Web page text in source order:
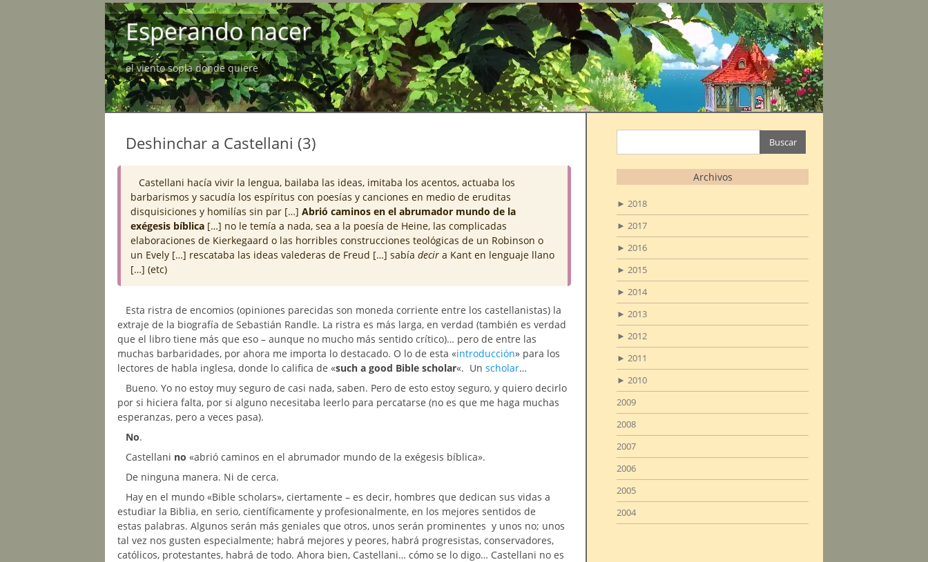
Esperando nacer
el viento sopla donde quiere
Deshinchar a Castellani (3)
Castellani hacía vivir la lengua, bailaba las ideas, imitaba los acentos, actuaba los
barbarismos y sacudía los espíritus con poesías y canciones en medio de eruditas
disquisiciones y homilías sin par […] Abrió caminos en el abrumador mundo de la
exégesis bíblica […] no le temía a nada, sea a la poesía de Heine, las complicadas
elaboraciones de Kierkegaard o las horribles construcciones teológicas de un Robinson o
un Evely […] rescataba las ideas valederas de Freud […] sabía decir a Kant en lenguaje llano
[…] (etc)
Esta ristra de encomios (opiniones parecidas son moneda corriente entre los castellanistas) la
extraje de la biografía de Sebastián Randle. La ristra es más larga, en verdad (también es verdad
que el libro tiene más que eso – aunque no mucho más sentido crítico)… pero de entre las
muchas barbaridades, por ahora me importa lo destacado. O lo de esta «introducción» para los
lectores de habla inglesa, donde lo califica de «such a good Bible scholar«. Un scholar…
Bueno. Yo no estoy muy seguro de casi nada, saben. Pero de esto estoy seguro, y quiero decirlo
por si hiciera falta, por si alguno necesitaba leerlo para percatarse (no es que me haga muchas
esperanzas, pero a veces pasa).
No.
Castellani no «abrió caminos en el abrumador mundo de la exégesis bíblica».
De ninguna manera. Ni de cerca.
Hay en el mundo «Bible scholars», ciertamente – es decir, hombres que dedican sus vidas a
estudiar la Biblia, en serio, científicamente y profesionalmente, en los mejores sentidos de
estas palabras. Algunos serán más geniales que otros, unos serán prominentes y unos no; unos
tal vez nos gusten especialmente; habrá mejores y peores, habrá progresistas, conservadores,
católicos, protestantes, habrá de todo. Ahora bien, Castellani… cómo se lo digo… Castellani no es
Archivos
► 2018
► 2017
► 2016
► 2015
► 2014
► 2013
► 2012
► 2011
► 2010
2009
2008
2007
2006
2005
2004